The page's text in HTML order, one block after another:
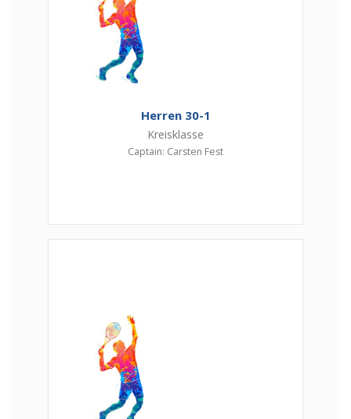
Herren 30-1
Kreisklasse
Captain: Carsten Fest